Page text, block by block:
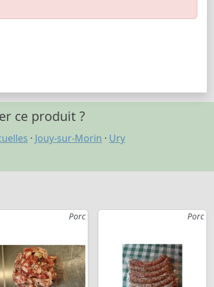
ce produit ?
· Jouy-sur-Morin · Ury
Porc Porc